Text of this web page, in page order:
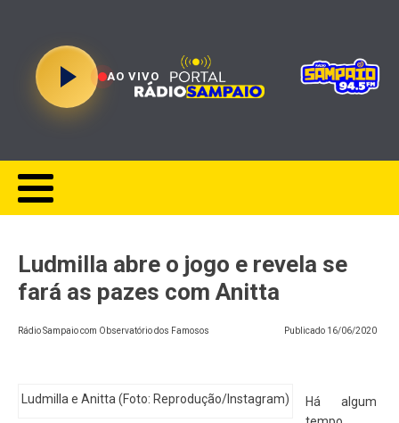
AO VIVO
Ludmilla abre o jogo e revela se
fará as pazes com Anitta
Rádio Sampaio com Observatório dos Famosos Publicado 16/06/2020
Ludmilla e Anitta (Foto: Reprodução/Instagram)
Há algum